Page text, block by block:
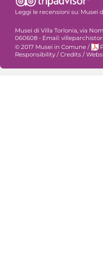
Leggi le recensioni su: Musei
Musei di Villa Torlonia, via
060608 - Email:
© 2017 Musei in Comune /
Responsibility / Credits /